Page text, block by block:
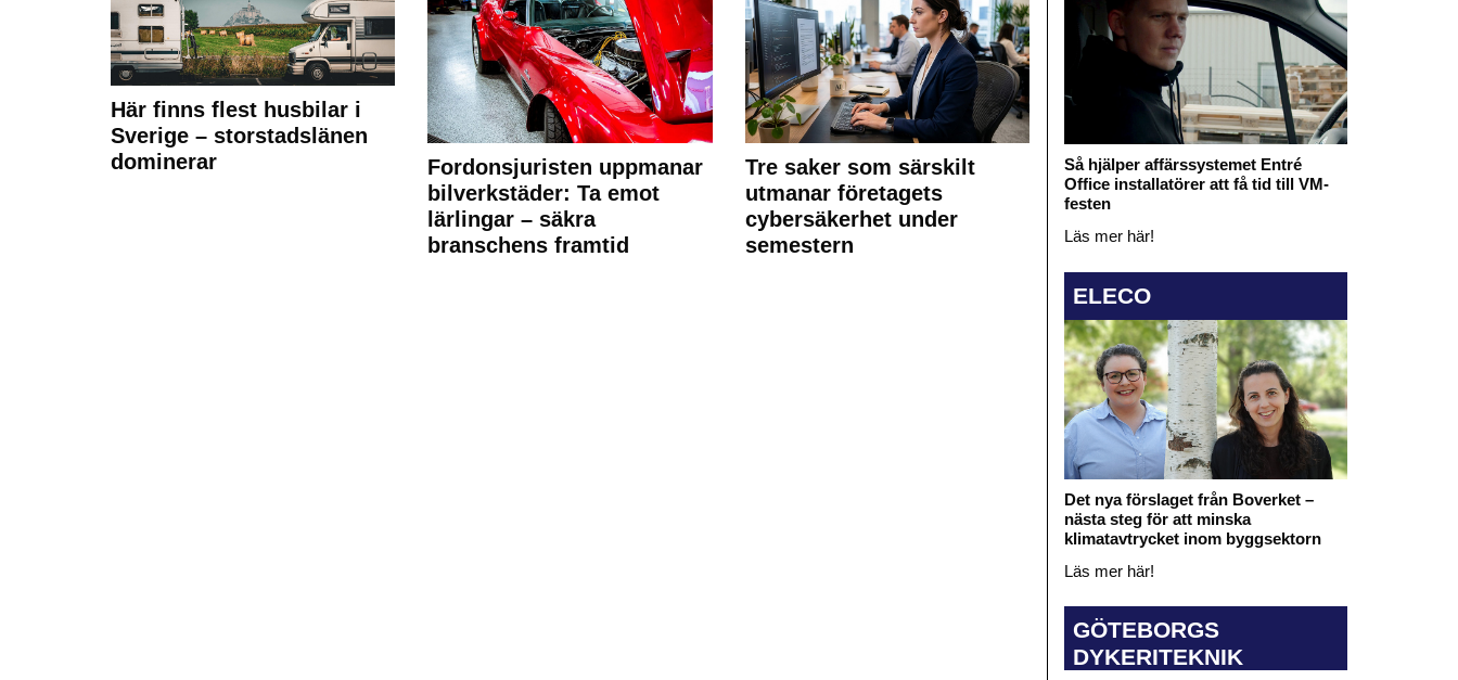
Här finns flest husbilar i
Sverige – storstadslänen
dominerar
Fordonsjuristen uppmanar
bilverkstäder: Ta emot
lärlingar – säkra
branschens framtid
Tre saker som särskilt
utmanar företagets
cybersäkerhet under
semestern
Så hjälper affärssystemet Entré
Office installatörer att få tid till VM-
festen
Läs mer här!
ELECO
Det nya förslaget från Boverket –
nästa steg för att minska
klimatavtrycket inom byggsektorn
Läs mer här!
GÖTEBORGS
DYKERITEKNIK